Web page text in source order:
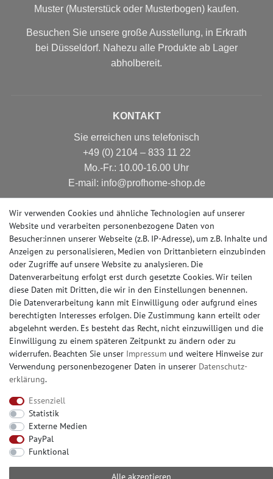
Muster (Musterstück oder Musterbogen) kaufen.
Besuchen Sie unsere große Ausstellung, in Erkrath
bei Düsseldorf. Nahezu alle Produkte ab Lager
abholbereit.
KONTAKT
Sie erreichen uns telefonisch
+49 (0) 2104 – 833 11 22
Mo.-Fr.: 10.00-16.00 Uhr
E-mail: info@profhome-shop.de
ZAHLUNGSARTEN
SOCIAL MEDIA
© Copyright 2026 | e-Delux GmbH
Wir verwenden Cookies und ähnliche Technologien auf unserer
Website und verarbeiten personenbezogene Daten von
Besucher:innen unserer Webseite (z.B. IP-Adresse), um z.B. Inhalte und
Anzeigen zu personalisieren, Medien von Drittanbietern einzubinden
oder Zugriffe auf unsere Website zu analysieren. Die
Datenverarbeitung erfolgt erst durch gesetzte Cookies. Wir teilen
diese Daten mit Dritten, die wir in den Einstellungen benennen.
Die Datenverarbeitung kann mit Einwilligung oder aufgrund eines
berechtigten Interesses erfolgen. Die Zustimmung kann erteilt oder
abgelehnt werden. Es besteht das Recht, nicht einzuwilligen und die
Einwilligung zu einem späteren Zeitpunkt zu ändern oder zu
widerrufen. Beachten Sie unser Impressum und weitere Hinweise zur
Verwendung personenbezogener Daten in unserer Daten­schutz­
erklärung.
Essenziell
Statistik
Externe Medien
PayPal
Funktional
Alle akzeptieren